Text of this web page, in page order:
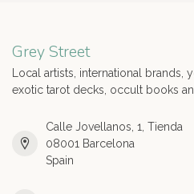
Grey Street
Local artists, international brands,
exotic tarot decks, occult books
Calle Jovellanos, 1, Tienda
08001 Barcelona
Spain